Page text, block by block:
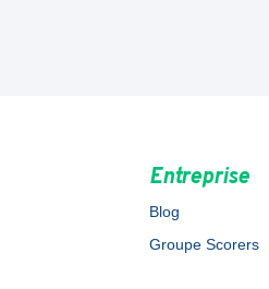
Entreprise
Blog
Groupe Scorers